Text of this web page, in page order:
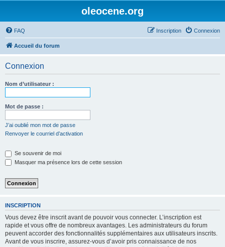
oleocene.org
FAQ Connexion
Inscription
Accueil du forum
Connexion
Nom d’utilisateur :
Mot de passe :
J’ai oublié mon mot de passe
Renvoyer le courriel d’activation
Se souvenir de moi
Masquer ma présence lors de cette session
INSCRIPTION
Vous devez être inscrit avant de pouvoir vous connecter. L’inscription est
rapide et vous offre de nombreux avantages. Les administrateurs du forum
peuvent accorder des fonctionnalités supplémentaires aux utilisateurs inscrits.
Avant de vous inscrire, assurez-vous d’avoir pris connaissance de nos